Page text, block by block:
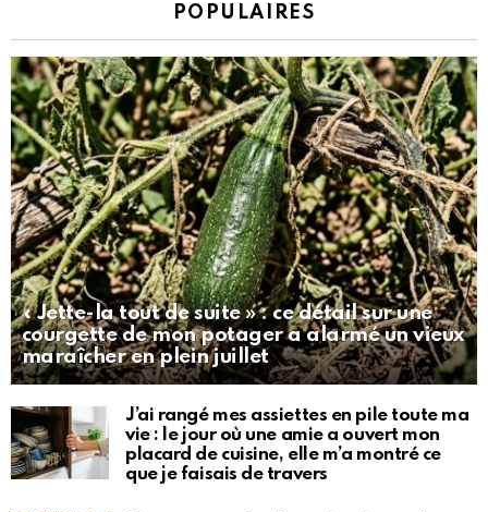
POPULAIRES
« Jette-la tout de suite » : ce détail sur une
courgette de mon potager a alarmé un vieux
maraîcher en plein juillet
J’ai rangé mes assiettes en pile toute ma
vie : le jour où une amie a ouvert mon
placard de cuisine, elle m’a montré ce
que je faisais de travers